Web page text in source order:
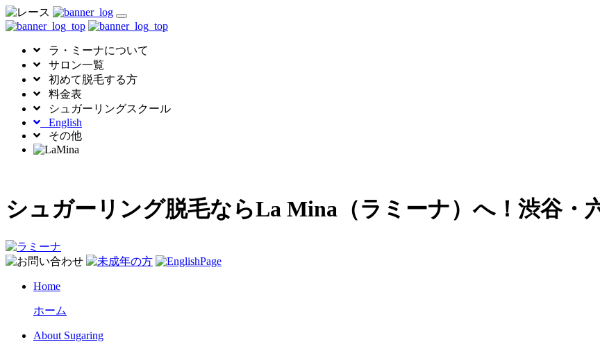
toggle
navigation
ラ・ミーナについて
サロン一覧
初めて脱毛する方
料金表
シュガーリングスクール
English
その他
シュガーリング脱毛ならLa Mina（ラミーナ）へ！渋谷・
Home
ホーム
About Sugaring